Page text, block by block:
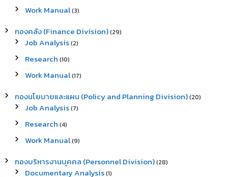
Work Manual(3)
กองคลัง (Finance Division)(29)
Job Analysis(2)
Research (10)
Work Manual(17)
กองนโยบายและแผน (Policy and Planning Division)(20)
Job Analysis(7)
Research (4)
Work Manual(9)
กองบริหารงานบุคคล (Personnel Division)(28)
Documentary Analysis(1)